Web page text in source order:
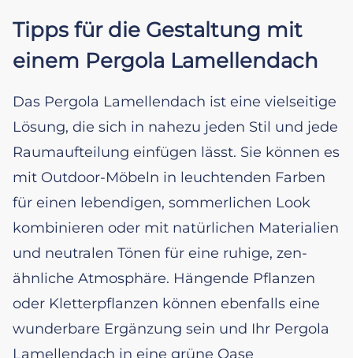
Tipps für die Gestaltung mit
einem Pergola Lamellendach
Das Pergola Lamellendach ist eine vielseitige
Lösung, die sich in nahezu jeden Stil und jede
Raumaufteilung einfügen lässt. Sie können es
mit Outdoor-Möbeln in leuchtenden Farben
für einen lebendigen, sommerlichen Look
kombinieren oder mit natürlichen Materialien
und neutralen Tönen für eine ruhige, zen-
ähnliche Atmosphäre. Hängende Pflanzen
oder Kletterpflanzen können ebenfalls eine
wunderbare Ergänzung sein und Ihr Pergola
Lamellendach in eine grüne Oase